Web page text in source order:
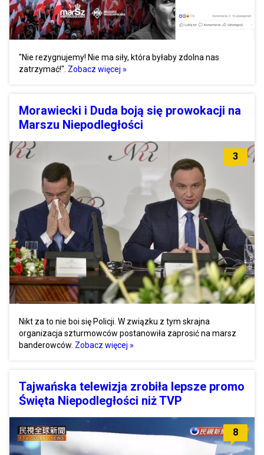
"Nie rezygnujemy! Nie ma siły, która byłaby zdolna nas
zatrzymać!". Zobacz więcej »
Morawiecki i Duda boją się prowokacji na
Marszu Niepodległości
3
Nikt za to nie boi się Policji. W związku z tym skrajna
organizacja szturmowców postanowiła zaprosić na marsz
banderowców. Zobacz więcej »
Tajwańska telewizja zrobiła lepsze promo
Święta Niepodległości niż TVP
8